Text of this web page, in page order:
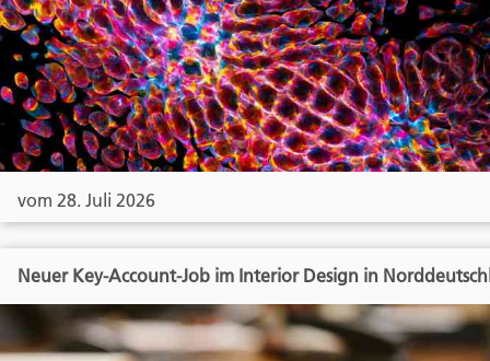
vom 28. Juli 2026
Neuer Key-Account-Job im Interior Design in